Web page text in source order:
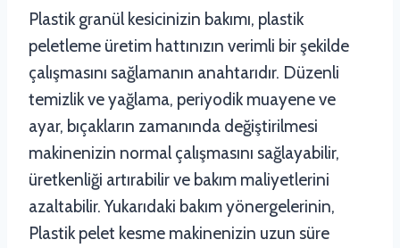
Plastik granül kesicinizin bakımı, plastik
peletleme üretim hattınızın verimli bir şekilde
çalışmasını sağlamanın anahtarıdır. Düzenli
temizlik ve yağlama, periyodik muayene ve
ayar, bıçakların zamanında değiştirilmesi
makinenizin normal çalışmasını sağlayabilir,
üretkenliği artırabilir ve bakım maliyetlerini
azaltabilir. Yukarıdaki bakım yönergelerinin,
Plastik pelet kesme makinenizin uzun süre